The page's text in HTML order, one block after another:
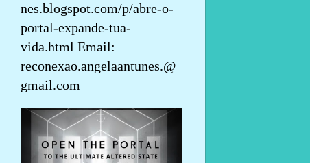
nes.blogspot.com/p/abre-o-
portal-expande-tua-
vida.html Email:
reconexao.angelaantunes.@
gmail.com